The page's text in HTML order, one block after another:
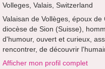
Volleges, Valais, Switzerland
Valaisan de Vollèges, époux
diocèse de Sion (Suisse),
d'humour, ouvert et curieux,
rencontrer, de découvrir
Afficher mon profil complet